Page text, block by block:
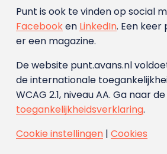
Punt is ook te vinden op social
Facebooken LinkedIn. Een keer
er een magazine.
De website punt.avans.nl
de internationale
WCAG 2.1, niveau AA. Ga naar de
toegankelijkheidsverklaring.
Cookie instellingen| Cookies